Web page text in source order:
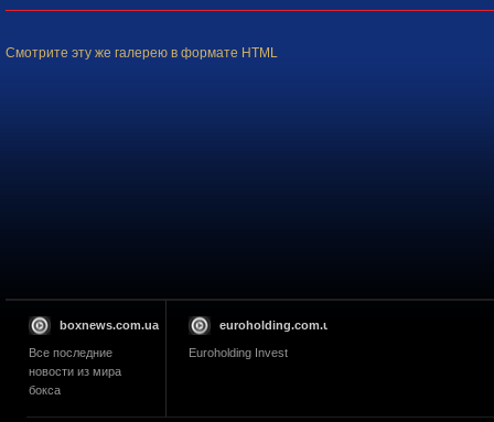
Смотрите эту же галерею в формате HTML
boxnews.com.ua
Все последние
новости из мира
бокса
euroholding.com.ua
Euroholding Invest